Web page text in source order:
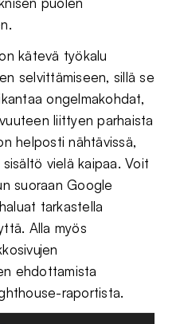
kätevä työkalu
selvittämiseen, sillä se
ongelmakohdat,
liittyen parhaista
helposti nähtävissä,
vielä kaipaa. Voit
suoraan Google
tarkastella
Alla myös
ehdottamista
raportista.